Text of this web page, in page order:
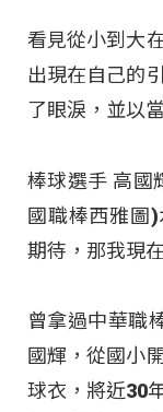
看見從小到大
出現在自己的
了眼淚，並以
棒球選手 高國
國職棒西雅圖
期待，那我現
曾拿過中華職
國輝，從國小
球衣，將近30